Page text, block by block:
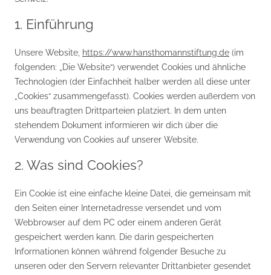
1. Einführung
Unsere Website, https://www.hansthomannstiftung.de (im
folgenden: „Die Website“) verwendet Cookies und ähnliche
Technologien (der Einfachheit halber werden all diese unter
„Cookies“ zusammengefasst). Cookies werden außerdem von
uns beauftragten Drittparteien platziert. In dem unten
stehendem Dokument informieren wir dich über die
Verwendung von Cookies auf unserer Website.
2. Was sind Cookies?
Ein Cookie ist eine einfache kleine Datei, die gemeinsam mit
den Seiten einer Internetadresse versendet und vom
Webbrowser auf dem PC oder einem anderen Gerät
gespeichert werden kann. Die darin gespeicherten
Informationen können während folgender Besuche zu
unseren oder den Servern relevanter Drittanbieter gesendet